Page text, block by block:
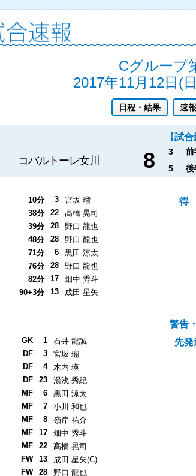
Cグループ
2017年11月12日(
日程・結果 速
【試合
コバルトーレ女川 8 3 前
5 後
得
10分 3
宮坂 瑠
38分
22
髙橋 晃司
39分
28
野口 龍也
48分
28
野口 龍也
71分
6
黒田 涼太
76分
28
野口 龍也
82分
17
畑中 秀斗
90+3分
13 成田 星矢
警告
先発
GK 1
石井 龍誠
DF
3
宮坂 瑠
DF
4
木内 瑛
DF
23
湯浅 秀紀
MF
6
黒田 涼太
MF
7
小川 和也
MF
8
嶺岸 祐介
MF
17
畑中 秀斗
MF
22
髙橋 晃司
FW
13
成田 星矢(C)
FW
28 野口 龍也